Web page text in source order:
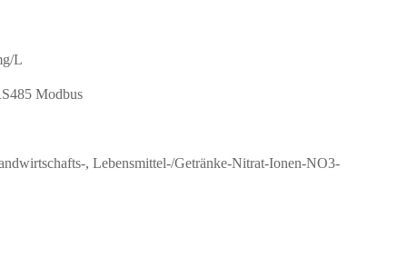
L
Modbus
, Lebensmittel-/Getränke-Nitrat-Ionen-NO3-